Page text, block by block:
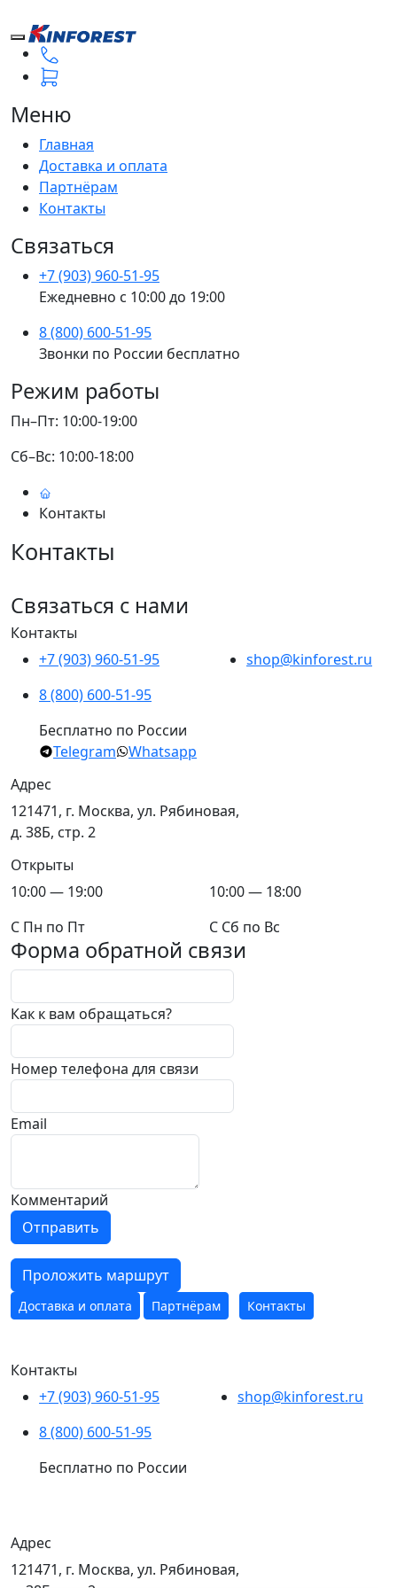
Меню
Главная
Доставка и оплата
Партнёрам
Контакты
Связаться
+7 (903) 960-51-95
Ежедневно с 10:00 до 19:00
8 (800) 600-51-95
Звонки по России бесплатно
Режим работы
Пн–Пт: 10:00-19:00
Сб–Вс: 10:00-18:00
Контакты
Контакты
Связаться с нами
Контакты
+7 (903) 960-51-95
8 (800) 600-51-95
Бесплатно по России
Telegram
Whatsapp
shop@kinforest.ru
Адрес
121471, г. Москва, ул. Рябиновая,
д. 38Б, стр. 2
Открыты
10:00 — 19:00
C Пн по Пт
10:00 — 18:00
C Сб по Вс
Форма обратной связи
Как к вам обращаться?
Номер телефона для связи
Email
Комментарий
Отправить
Проложить маршрут
Доставка и оплата Партнёрам Контакты
Контакты
+7 (903) 960-51-95
8 (800) 600-51-95
Бесплатно по России
shop@kinforest.ru
Адрес
121471, г. Москва, ул. Рябиновая,